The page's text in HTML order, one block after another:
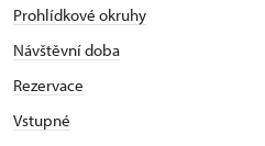
Prohlídkové okruhy
Návštěvní doba
Rezervace
Vstupné